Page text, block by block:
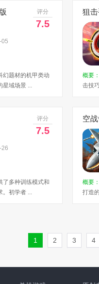
评分
7.5
05
幻题材的机甲类动
星域场景 ...
狙
概要：
击技
评分
7.5
26
了多种训练模式和
。初学者 ...
空
概要：
打造
1 2 3 4